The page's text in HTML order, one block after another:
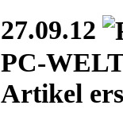
27.09.12
PC-
Artikel